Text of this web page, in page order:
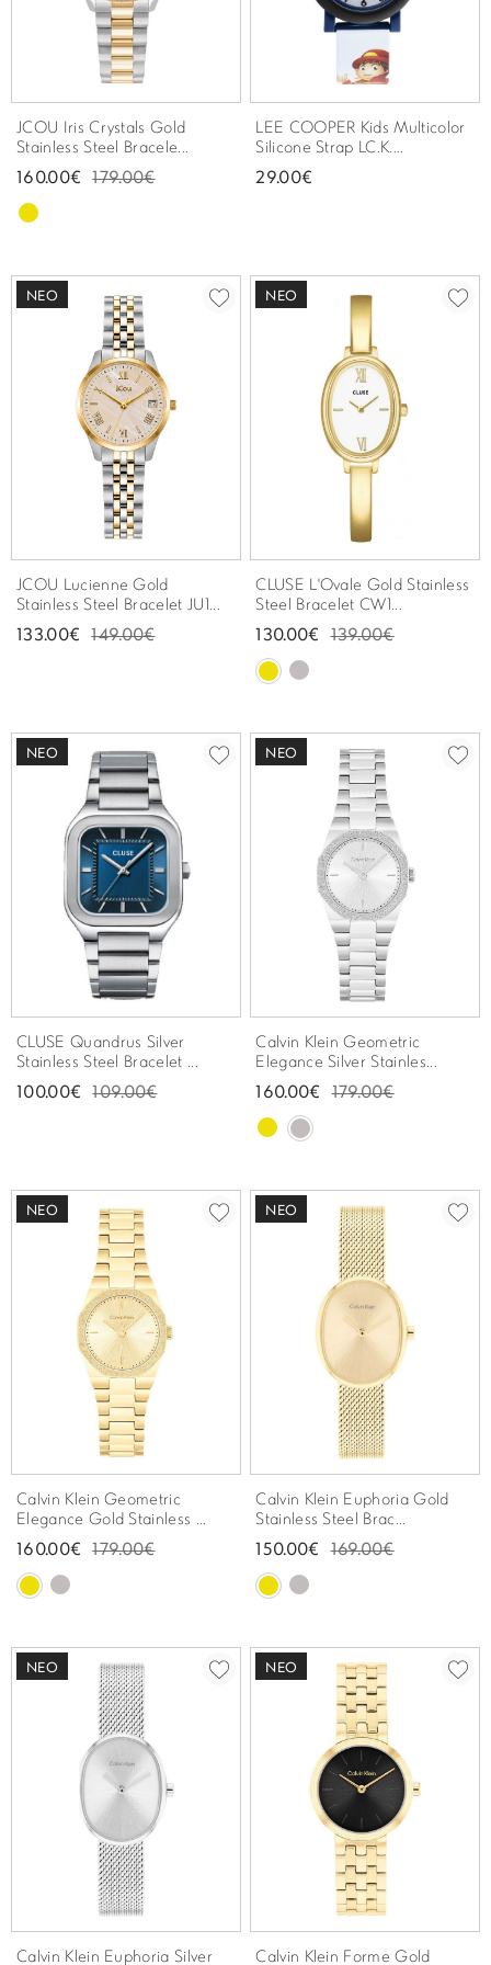
JCOU Iris Crystals Gold
Stainless Steel Bracele...
160.00€ 179.00€
LEE COOPER Kids Multicolor
Silicone Strap LC.K....
29.00€
ΝΈΟ
JCOU Lucienne Gold
Stainless Steel Bracelet JU1...
133.00€ 149.00€
ΝΈΟ
CLUSE L'Ovale Gold Stainless
Steel Bracelet CW1...
130.00€ 139.00€
ΝΈΟ
CLUSE Quandrus Silver
Stainless Steel Bracelet ...
100.00€ 109.00€
ΝΈΟ
Calvin Klein Geometric
Elegance Silver Stainles...
160.00€ 179.00€
ΝΈΟ
Calvin Klein Geometric
Elegance Gold Stainless ...
160.00€ 179.00€
ΝΈΟ
Calvin Klein Euphoria Gold
Stainless Steel Brac...
150.00€ 169.00€
ΝΈΟ
Calvin Klein Euphoria Silver
ΝΈΟ
Calvin Klein Forme Gold